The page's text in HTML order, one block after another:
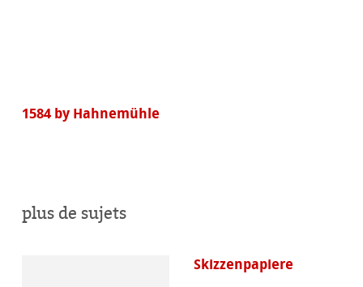
1584 by Hahnemühle
plus de sujets
Skizzenpapiere